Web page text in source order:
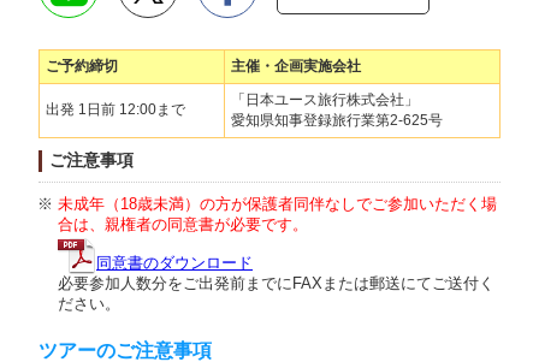
ご予約締切 主催・企画実施会社
出発 1日前 12:00まで
「日本ユース旅行株式会社」
愛知県知事登録旅行業第2-625号
ご注意事項
未成年（18歳未満）の方が保護者同伴なしでご参加いただく場
合は、親権者の同意書が必要です。
同意書のダウンロード
必要参加人数分をご出発前までにFAXまたは郵送にてご送付く
ださい。
ツアーのご注意事項